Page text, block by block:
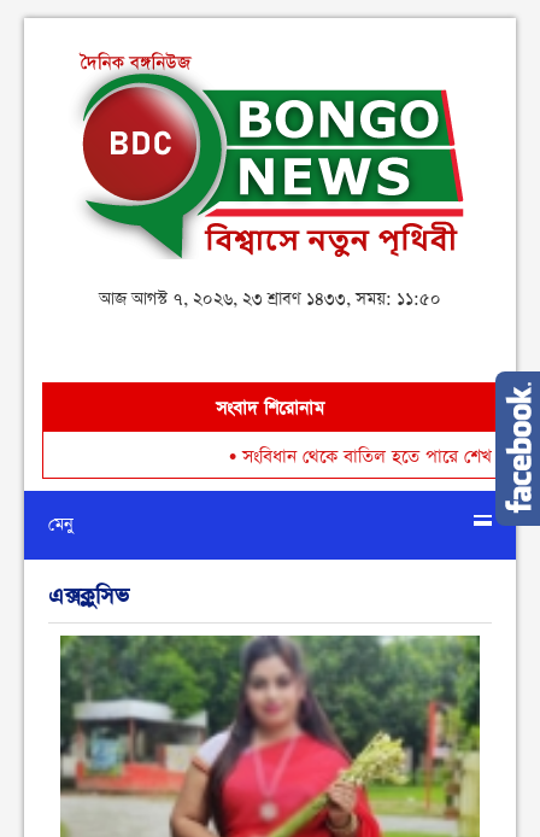
আজ আগস্ট ৭, ২০২৬, ২৩ শ্রাবণ ১৪৩৩, সময়: ১১:৫০
সংবাদ শিরোনাম
সংবিধান থেকে বাতিল হতে পারে শেখ মুজিবুর রহমানের
মেনু
এক্সক্লুসিভ